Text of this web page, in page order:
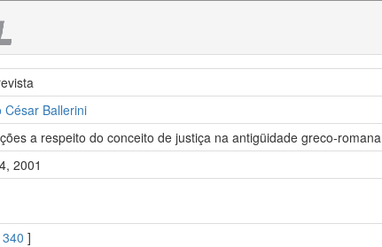
César Ballerini
a respeito do conceito de justiça na antigüidade greco-romana
2001
340 ]